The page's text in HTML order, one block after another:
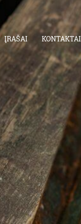
ĮRAŠAI KONTAKTAI